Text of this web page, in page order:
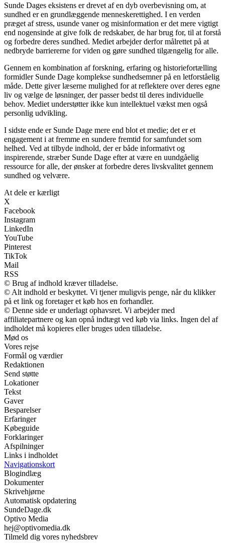
Sunde Dages eksistens er drevet af en dyb overbevisning om, at
sundhed er en grundlæggende menneskerettighed. I en verden
præget af stress, usunde vaner og misinformation er det mere vigtigt
end nogensinde at give folk de redskaber, de har brug for, til at forstå
og forbedre deres sundhed. Mediet arbejder derfor målrettet på at
nedbryde barriererne for viden og gøre sundhed tilgængelig for alle.
Gennem en kombination af forskning, erfaring og historiefortælling
formidler Sunde Dage komplekse sundhedsemner på en letforståelig
måde. Dette giver læserne mulighed for at reflektere over deres egne
liv og vælge de løsninger, der passer bedst til deres individuelle
behov. Mediet understøtter ikke kun intellektuel vækst men også
personlig udvikling.
I sidste ende er Sunde Dage mere end blot et medie; det er et
engagement i at fremme en sundere fremtid for samfundet som
helhed. Ved at tilbyde indhold, der er både informativt og
inspirerende, stræber Sunde Dage efter at være en uundgåelig
ressource for alle, der ønsker at forbedre deres livskvalitet gennem
sundhed og velvære.
At dele er kærligt
X
Facebook
Instagram
LinkedIn
YouTube
Pinterest
TikTok
Mail
RSS
© Brug af indhold kræver tilladelse.
© Alt indhold er beskyttet. Vi tjener muligvis penge, når du klikker
på et link og foretager et køb hos en forhandler.
© Denne side er underlagt ophavsret. Vi arbejder med
affiliatepartnere og kan opnå indtægt ved køb via links. Ingen del af
indholdet må kopieres eller bruges uden tilladelse.
Mød os
Vores rejse
Formål og værdier
Redaktionen
Send støtte
Lokationer
Tekst
Gaver
Besparelser
Erfaringer
Købeguide
Forklaringer
Afspilninger
Links i indholdet
Navigationskort
Blogindlæg
Dokumenter
Skrivehjørne
Automatisk opdatering
SundeDage.dk
Optivo Media
hej@optivomedia.dk
Tilmeld dig vores nyhedsbrev